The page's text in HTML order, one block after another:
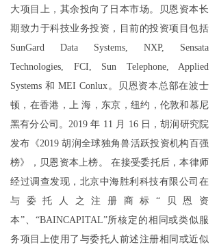
大项目上，其余投向了日本市场。贝恩资本长
期致力于科技业务投资，目前的投资项目包括
SunGard Data Systems, NXP, Sensata
Technologies, FCI, Sun Telephone, Applied
Systems 和 MEI Conlux。贝恩资本总部在波士
顿，在香港，上 海，东京，纽约，伦敦和慕尼
黑有分公司。2019 年 11 月 16 日，胡润研究院
发布《2019 胡润全球独角兽活跃投资机构百强
榜》，贝恩资本上榜。 在接受委托后，本律师
经过调查发现，北京中海胜利科技有限公司在
与委托人之注册商标“贝恩资
本”、“BAINCAPITAL”所核定的相同或类似服
务项目上使用了与委托人前述注册相同或近似